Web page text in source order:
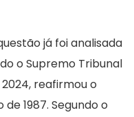
já foi analisada
o Supremo Tribunal
reafirmou o
1987. Segundo o